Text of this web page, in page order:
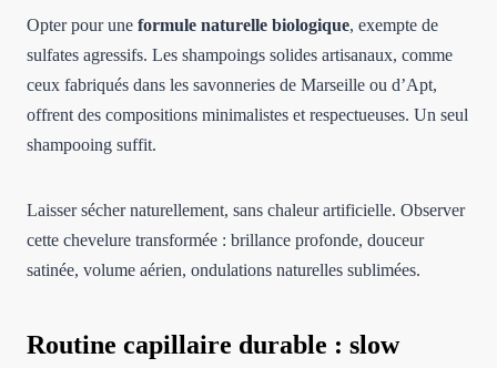
Opter pour une formule naturelle biologique, exempte de
sulfates agressifs. Les shampoings solides artisanaux, comme
ceux fabriqués dans les savonneries de Marseille ou d’Apt,
offrent des compositions minimalistes et respectueuses. Un seul
shampooing suffit.
Laisser sécher naturellement, sans chaleur artificielle. Observer
cette chevelure transformée : brillance profonde, douceur
satinée, volume aérien, ondulations naturelles sublimées.
Routine capillaire durable : slow